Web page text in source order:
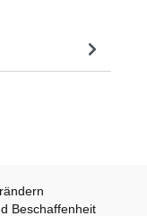
Beschaffenheit